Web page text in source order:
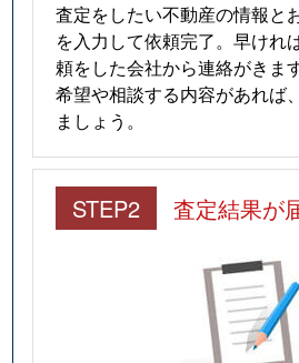
査定をしたい不動産の情報と
を入力して依頼完了。早けれ
頼をした会社から連絡がきます
希望や相談する内容があれば
ましょう。
STEP2 査定結果が